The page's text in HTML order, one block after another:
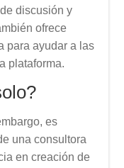
discusión y
ofrece
para ayudar a las
plataforma.
es
una consultora
en creación de